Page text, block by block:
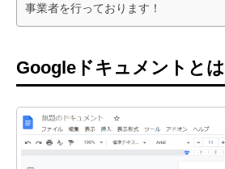
事業者を行っております！
Googleドキュメントとは